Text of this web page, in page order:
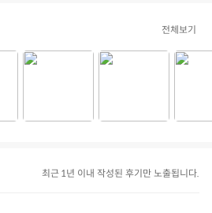
전체보기
최근 1년 이내 작성된 후기만 노출됩니다.